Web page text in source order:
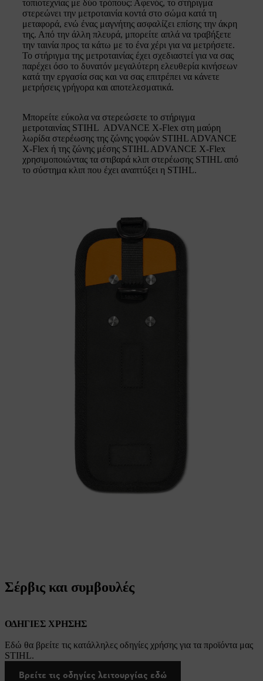
τοπιοτεχνίας με δύο τρόπους: Αφενός, το στήριγμα
στερεώνει την μετροταινία κοντά στο σώμα κατά τη
μεταφορά, ενώ ένας μαγνήτης ασφαλίζει επίσης την άκρη
της. Από την άλλη πλευρά, μπορείτε απλά να τραβήξετε
την ταινία προς τα κάτω με το ένα χέρι για να μετρήσετε.
Το στήριγμα της μετροταινίας έχει σχεδιαστεί για να σας
παρέχει όσο το δυνατόν μεγαλύτερη ελευθερία κινήσεων
κατά την εργασία σας και να σας επιτρέπει να κάνετε
μετρήσεις γρήγορα και αποτελεσματικά.
Μπορείτε εύκολα να στερεώσετε το στήριγμα
μετροταινίας STIHL ADVANCE X-Flex στη μαύρη
λωρίδα στερέωσης της ζώνης γοφών STIHL ADVANCE
X-Flex ή της ζώνης μέσης STIHL ADVANCE X-Flex
χρησιμοποιώντας τα στιβαρά κλιπ στερέωσης STIHL από
το σύστημα κλιπ που έχει αναπτύξει η STIHL.
Σέρβις και συμβουλές
ΟΔΗΓΙΕΣ ΧΡΗΣΗΣ
Εδώ θα βρείτε τις κατάλληλες οδηγίες χρήσης για τα προϊόντα μας
STIHL.
Βρείτε τις οδηγίες λειτουργίας εδώ